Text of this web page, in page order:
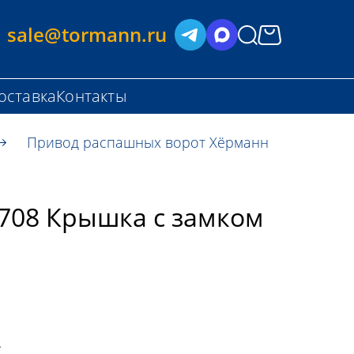
sale@tormann.ru
Контакты
Привод распашных ворот Хёрманн
Крышка с замком